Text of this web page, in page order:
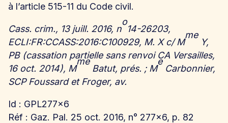
à l’article 515-11 du Code civil.
Cass. crim., 13 juill. 2016, n
o
14-26203,
ECLI:FR:CCASS:2016:C100929, M. X c/ M
me
Y,
PB (cassation partielle sans renvoi CA Versailles,
16 oct. 2014), M
me
Batut, prés. ; M
e
Carbonnier,
SCP Foussard et Froger, av.
Id : GPL277x6
Réf : Gaz. Pal. 25 oct. 2016, n° 277×6, p. 82